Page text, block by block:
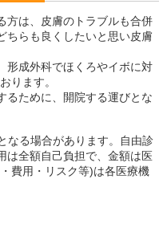
方は、皮膚のトラブルも合併
ちらも良くしたいと思い皮膚
形成外科でほくろやイボに対
ります。
るために、開院する運びとな
なる場合があります。自由診
は全額自己負担で、金額は医
費用・リスク等)は各医療機